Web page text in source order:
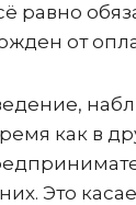
равно
от
как в
Это